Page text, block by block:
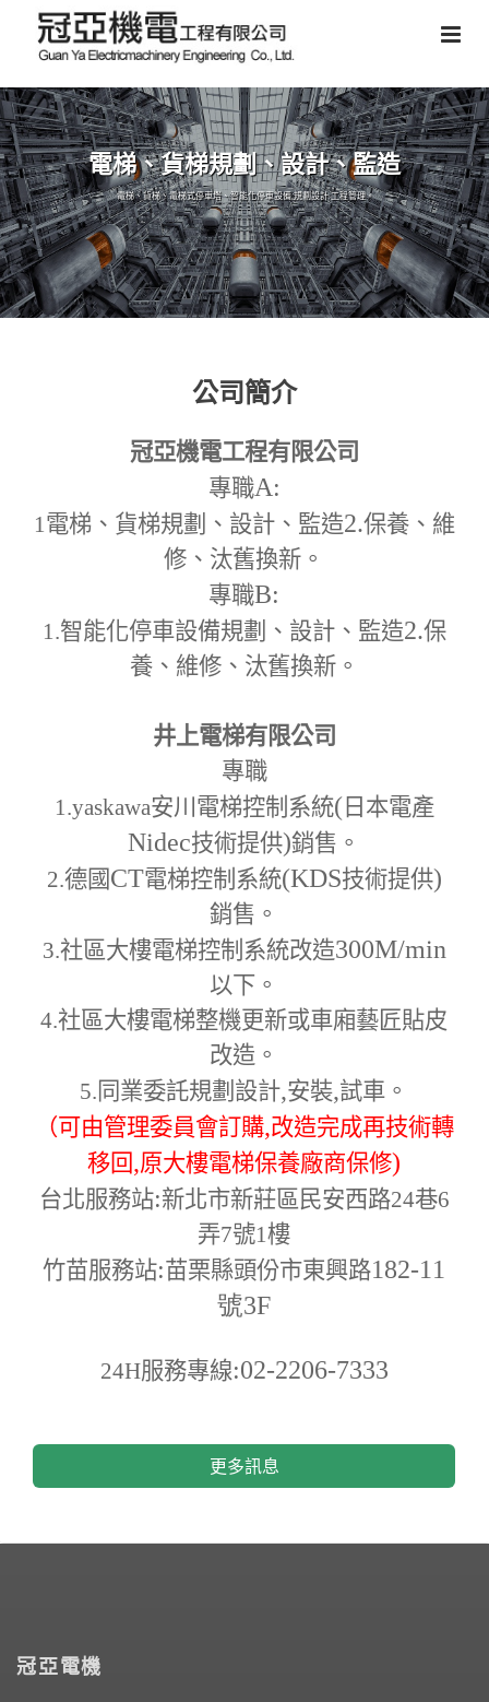
電梯、貨梯規劃、設計、監造
電梯、貨梯、電梯式停車塔、智能化停車設備,規劃設計,工程管理。
公司簡介
冠亞機電工程有限公司
專職A:
1電梯、貨梯規劃、設計、監造2.保養、維
修、汰舊換新。
專職B:
1.智能化停車設備規劃、設計、監造2.保
養、維修、汰舊換新。
井上電梯有限公司
專職
1.yaskawa安川電梯控制系統( 日本電產
Nidec技術提供)銷售。
2.德國 CT電梯控制系統(KDS技術提供)
銷售。
3.社區大樓電梯控制系統改造300M/min
以下。
4.社區大樓電梯整機更新或車廂藝匠貼皮
改造。
5. 同業委託規劃設計,安裝,試車。
（可由管理委員會訂購,改造完成再技術轉
移回,原大樓電梯保養廠商保修)
台北服務站:新北市新莊區民安西路24巷6
弄7號1樓
竹苗服務站:苗栗縣頭份市東興路182-11
號3F
24H服務專線:02-2206-7333
更多訊息
冠亞電機